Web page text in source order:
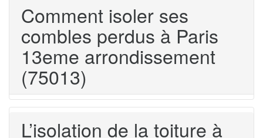
Comment isoler ses
combles perdus à Paris
13eme arrondissement
(75013)
L’isolation de la toiture à